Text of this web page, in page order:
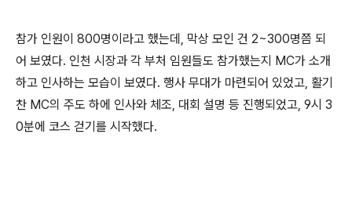
참가 인원이 800명이라고 했는데, 막상 모인 건 2~300명쯤 되
어 보였다. 인천 시장과 각 부처 임원들도 참가했는지 MC가 소개
하고 인사하는 모습이 보였다. 행사 무대가 마련되어 있었고, 활기
찬 MC의 주도 하에 인사와 체조, 대회 설명 등 진행되었고, 9시 3
0분에 코스 걷기를 시작했다.